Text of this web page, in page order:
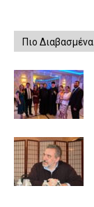
Πιο Διαβασμένα